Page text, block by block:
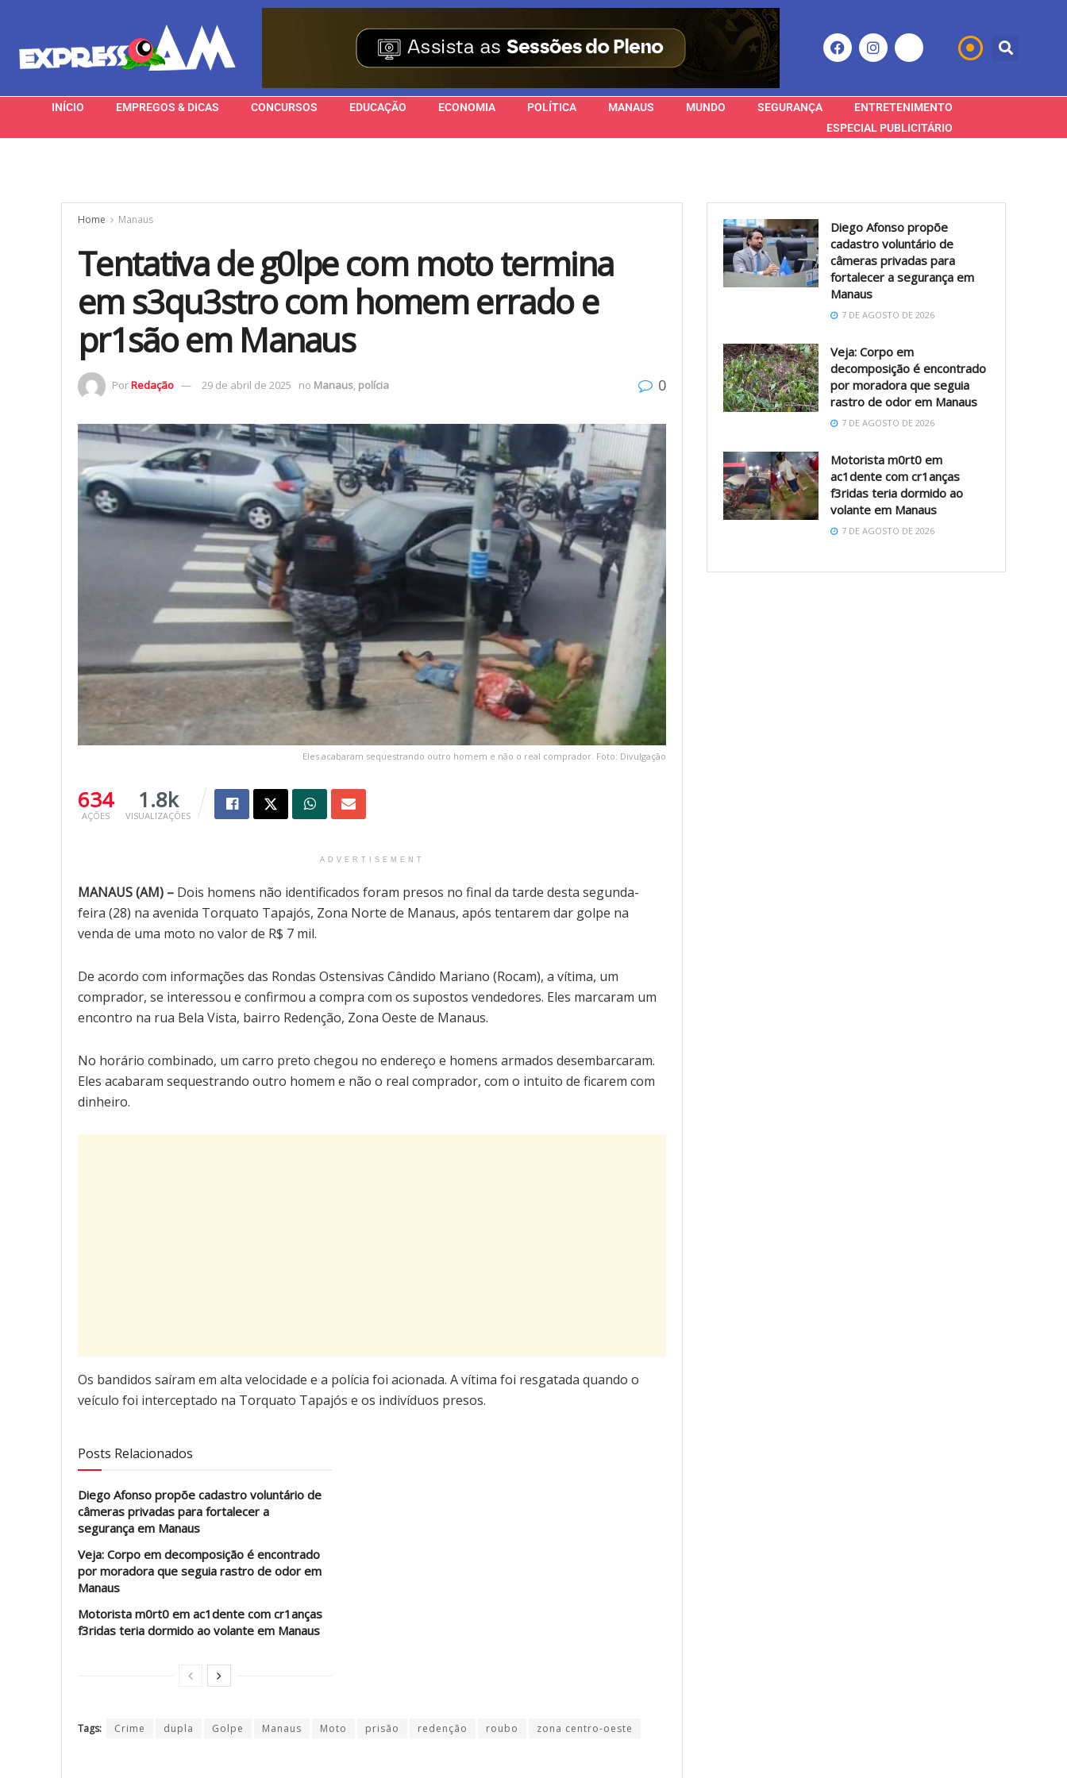
INÍCIO EMPREGOS & DICAS CONCURSOS EDUCAÇÃO ECONOMIA POLÍTICA MANAUS MUNDO SEGURANÇA
ENTRETENIMENTO
ESPECIAL PUBLICITÁRIO
Home Manaus
Tentativa de g0lpe com moto termina
em s3qu3stro com homem errado e
pr1são em Manaus
PorRedação 29 de abril de 2025 no Manaus, polícia 0
Eles acabaram sequestrando outro homem e não o real comprador. Foto: Divulgação
634
AÇÕES
1.8k
VISUALIZAÇÕES
ADVERTISEMENT
MANAUS (AM) – Dois homens não identificados foram presos no final da tarde desta segunda-
feira (28) na avenida Torquato Tapajós, Zona Norte de Manaus, após tentarem dar golpe na
venda de uma moto no valor de R$ 7 mil.
De acordo com informações das Rondas Ostensivas Cândido Mariano (Rocam), a vítima, um
comprador, se interessou e confirmou a compra com os supostos vendedores. Eles marcaram um
encontro na rua Bela Vista, bairro Redenção, Zona Oeste de Manaus.
No horário combinado, um carro preto chegou no endereço e homens armados desembarcaram.
Eles acabaram sequestrando outro homem e não o real comprador, com o intuito de ficarem com
dinheiro.
Os bandidos saíram em alta velocidade e a polícia foi acionada. A vítima foi resgatada quando o
veículo foi interceptado na Torquato Tapajós e os indivíduos presos.
Posts Relacionados
Diego Afonso propõe cadastro voluntário de
câmeras privadas para fortalecer a
segurança em Manaus
Veja: Corpo em decomposição é encontrado
por moradora que seguia rastro de odor em
Manaus
Motorista m0rt0 em ac1dente com cr1anças
f3ridas teria dormido ao volante em Manaus
Tags: Crime dupla Golpe Manaus Moto prisão redenção roubo zona centro-oeste
Diego Afonso propõe
cadastro voluntário de
câmeras privadas para
fortalecer a segurança em
Manaus
7 DE AGOSTO DE 2026
Veja: Corpo em
decomposição é encontrado
por moradora que seguia
rastro de odor em Manaus
7 DE AGOSTO DE 2026
Motorista m0rt0 em
ac1dente com cr1anças
f3ridas teria dormido ao
volante em Manaus
7 DE AGOSTO DE 2026